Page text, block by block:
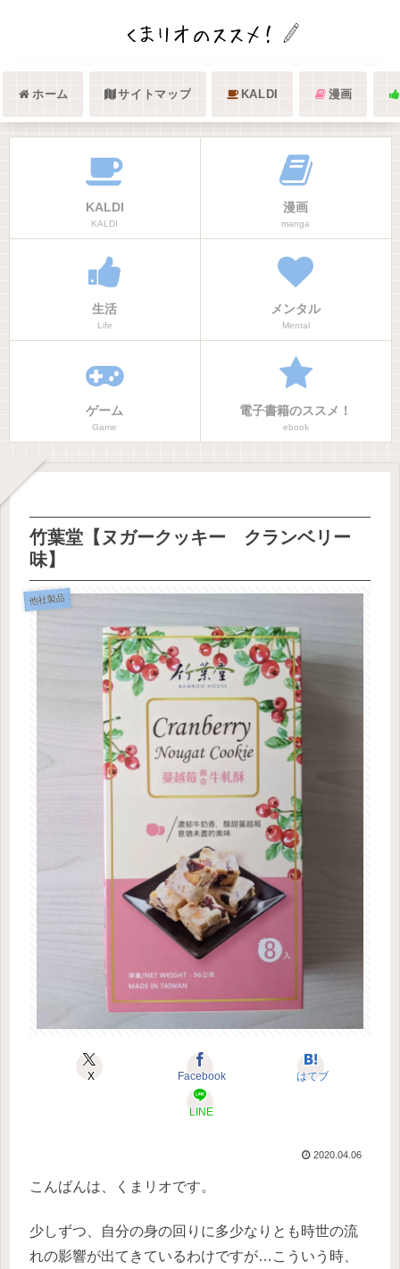
ホーム サイトマップ KALDI 漫画
KALDI
KALDI
漫画
manga
生活
Life
メンタル
Mental
ゲーム
Game
電子書籍のススメ！
ebook
竹葉堂【ヌガークッキー クランベリー
味】
他社製品
X Facebook はてブ
LINE
2020.04.06
こんばんは、くまリオです。
少しずつ、自分の身の回りに多少なりとも時世の流
れの影響が出てきているわけですが…こういう時、